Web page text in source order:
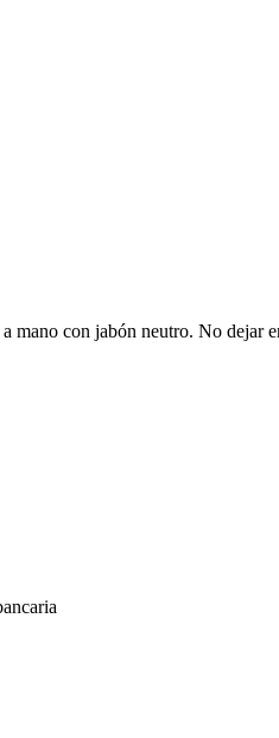
mano con jabón neutro. No dejar